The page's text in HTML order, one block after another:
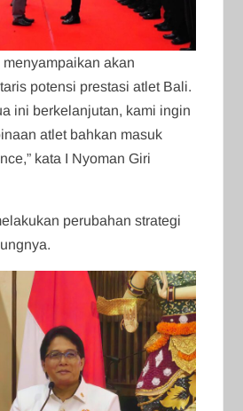
akan
potensi prestasi atlet Bali.
ini berkelanjutan, kami ingin
atlet bahkan masuk
kata I Nyoman Giri
perubahan strategi